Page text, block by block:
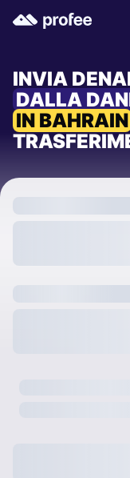
INVIA
DALLA
IN BAHRAIN